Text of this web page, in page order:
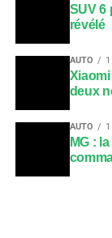
SUV 6
révélé
AUTO
deux
AUTO
MG :